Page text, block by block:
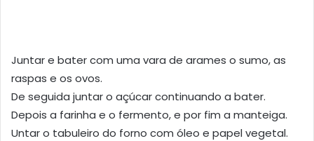
Juntar e bater com uma vara de arames o sumo, as
raspas e os ovos.
De seguida juntar o açúcar continuando a bater.
Depois a farinha e o fermento, e por fim a manteiga.
Untar o tabuleiro do forno com óleo e papel vegetal.